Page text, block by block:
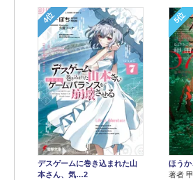
4位
デスゲームに巻き込まれた山
本さん、気…2
5位
ほう
著者